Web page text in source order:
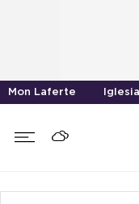
Mon Laferte